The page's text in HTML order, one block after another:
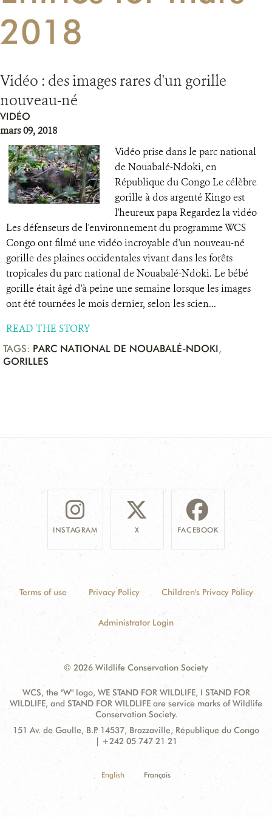
2018
Vidéo : des images rares d'un gorille
nouveau-né
VIDÉO
mars 09, 2018
Vidéo prise dans le parc national
de Nouabalé-Ndoki, en
République du Congo Le célèbre
gorille à dos argenté Kingo est
l'heureux papa Regardez la vidéo
Les défenseurs de l'environnement du programme WCS
Congo ont filmé une vidéo incroyable d'un nouveau-né
gorille des plaines occidentales vivant dans les forêts
tropicales du parc national de Nouabalé-Ndoki. Le bébé
gorille était âgé d'à peine une semaine lorsque les images
ont été tournées le mois dernier, selon les scien...
READ THE STORY
TAGS: PARC NATIONAL DE NOUABALÉ-NDOKI,
GORILLES
INSTAGRAM X FACEBOOK
Terms of use Privacy Policy Children's Privacy Policy
Administrator Login
© 2026 Wildlife Conservation Society
WCS, the "W" logo, WE STAND FOR WILDLIFE, I STAND FOR
WILDLIFE, and STAND FOR WILDLIFE are service marks of Wildlife
Conservation Society.
Contact
Address:
151 Av. de Gaulle, B.P. 14537, Brazzaville, République du Congo
| +242 05 747 21 21
English Français